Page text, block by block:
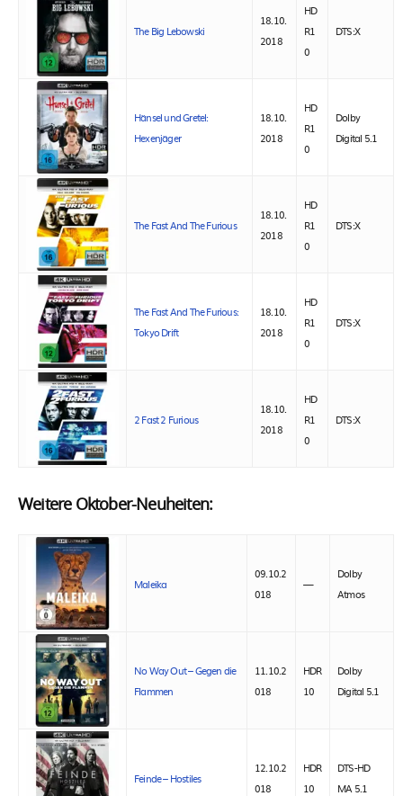
The Big Lebowski
18.10.
2018
HD
R1
0
DTS:X
Hänsel und Gretel:
Hexenjäger
18.10.
2018
HD
R1
0
Dolby
Digital 5.1
The Fast And The Furious
18.10.
2018
HD
R1
0
DTS:X
The Fast And The Furious:
Tokyo Drift
18.10.
2018
HD
R1
0
DTS:X
2 Fast 2 Furious
18.10.
2018
HD
R1
0
DTS:X
Weitere Oktober-Neuheiten:
Maleika
09.10.2
018
—
Dolby
Atmos
No Way Out – Gegen die
Flammen
11.10.2
018
HDR
10
Dolby
Digital 5.1
Feinde – Hostiles
12.10.2
018
HDR
10
DTS-HD
MA 5.1